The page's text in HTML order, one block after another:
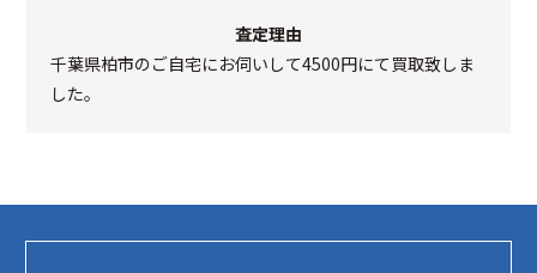
査定理由
千葉県柏市のご自宅にお伺いして4500円にて買取致しま
した。